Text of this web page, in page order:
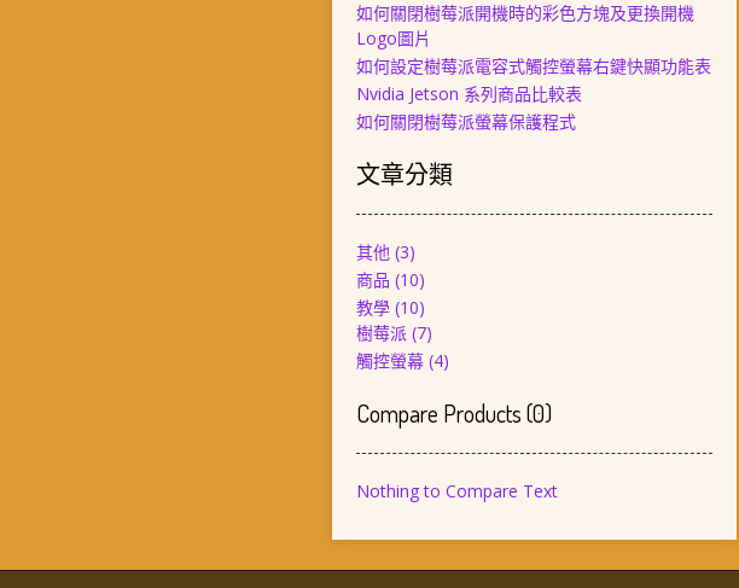
如何關閉樹莓派開機時的彩色方塊及更換開機
Logo圖片
如何設定樹莓派電容式觸控螢幕右鍵快顯功能表
Nvidia Jetson 系列商品比較表
如何關閉樹莓派螢幕保護程式
文章分類
其他(3)
商品 (10)
教學(10)
樹莓派(7)
觸控螢幕(4)
Compare Products(0)
Nothing to Compare Text